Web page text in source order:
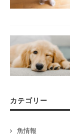
カテゴリー
魚情報